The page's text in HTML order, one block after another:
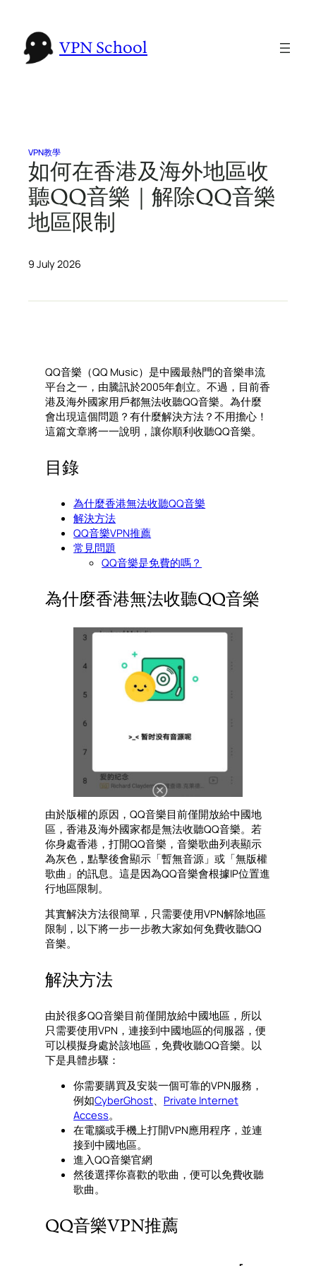
content
VPN School
VPN教學
如何在香港及海外地區收
聽QQ音樂｜解除QQ音樂
地區限制
9 July 2026
QQ音樂（QQ Music）是中國最熱門的音樂串流
平台之一，由騰訊於2005年創立。不過，目前香
港及海外國家用戶都無法收聽QQ音樂。為什麼
會出現這個問題？有什麼解決方法？不用擔心！
這篇文章將一一說明，讓你順利收聽QQ音樂。
目錄
為什麼香港無法收聽QQ音樂
解決方法
QQ音樂VPN推薦
常見問題
QQ音樂是免費的嗎？
為什麼香港無法收聽QQ音樂
由於版權的原因，QQ音樂目前僅開放給中國地
區，香港及海外國家都是無法收聽QQ音樂。若
你身處香港，打開QQ音樂，音樂歌曲列表顯示
為灰色，點擊後會顯示「暫無音源」或「無版權
歌曲」的訊息。這是因為QQ音樂會根據IP位置進
行地區限制。
其實解決方法很簡單，只需要使用VPN解除地區
限制，以下將一步一步教大家如何免費收聽QQ
音樂。
解決方法
由於很多QQ音樂目前僅開放給中國地區，所以
只需要使用VPN，連接到中國地區的伺服器，便
可以模擬身處於該地區，免費收聽QQ音樂。以
下是具體步驟：
你需要購買及安裝一個可靠的VPN服務，
例如CyberGhost
Private Internet
Access。
在電腦或手機上打開VPN應用程序，並連
接到中國地區。
進入QQ音樂官網
然後選擇你喜歡的歌曲，便可以免費收聽
歌曲。
QQ音樂VPN推薦